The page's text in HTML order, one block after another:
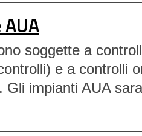
soggette a
e a controlli
Gli impianti AUA